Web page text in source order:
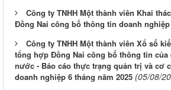
Công ty TNHH Một thành viên Khai
Đồng Nai công bố thông tin doanh nghiệp
Công ty TNHH Một thành viên Xổ số
tổng hợp Đồng Nai công bố thông tin của
nước - Báo cáo thực trạng quản trị và cơ
doanh nghiệp 6 tháng năm 2025 (05/08/